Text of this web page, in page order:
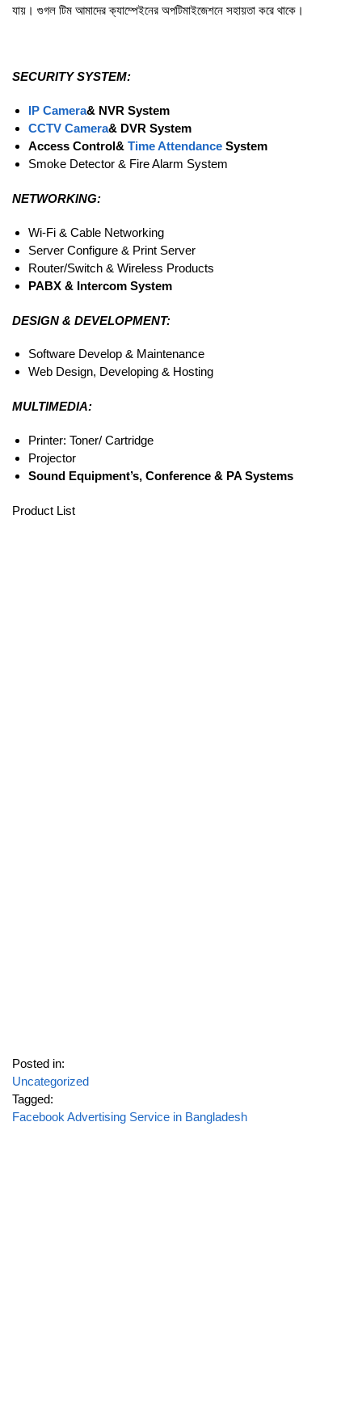
যায়। গুগল টিম আমাদের ক্যাম্পেইনের অপটিমাইজেশনে সহায়তা করে থাকে।
SECURITY SYSTEM:
IP Camera& NVR System
CCTV Camera& DVR System
Access Control& Time Attendance System
Smoke Detector & Fire Alarm System
NETWORKING:
Wi-Fi & Cable Networking
Server Configure & Print Server
Router/Switch & Wireless Products
PABX & Intercom System
DESIGN & DEVELOPMENT:
Software Develop & Maintenance
Web Design, Developing & Hosting
MULTIMEDIA:
Printer: Toner/ Cartridge
Projector
Sound Equipment’s, Conference & PA Systems
Product List
Posted in:
Uncategorized
Tagged:
Facebook Advertising Service in Bangladesh